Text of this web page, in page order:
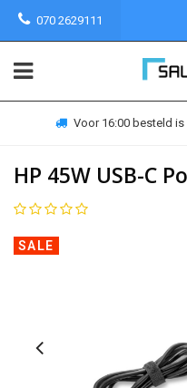
070 2629111
Voor 16:00 besteld
HP 45W USB-C
SALE